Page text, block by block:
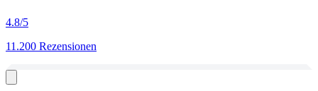
4.8/5
11.200 Rezensionen